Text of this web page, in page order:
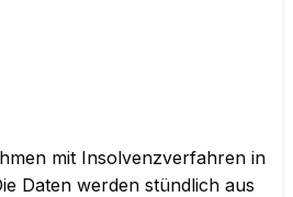
mit Insolvenzverfahren in
Daten werden stündlich aus